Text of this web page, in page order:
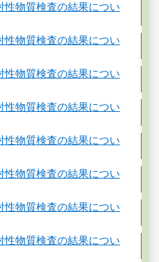
物質検査の結果につい
物質検査の結果につい
物質検査の結果につい
物質検査の結果につい
物質検査の結果につい
物質検査の結果につい
物質検査の結果につい
物質検査の結果につい